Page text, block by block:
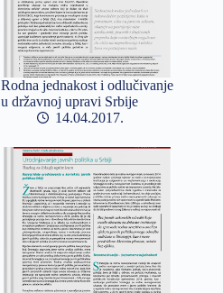
Rodna jednakost i odlučivanje
u državnoj upravi Srbije
14.04.2017